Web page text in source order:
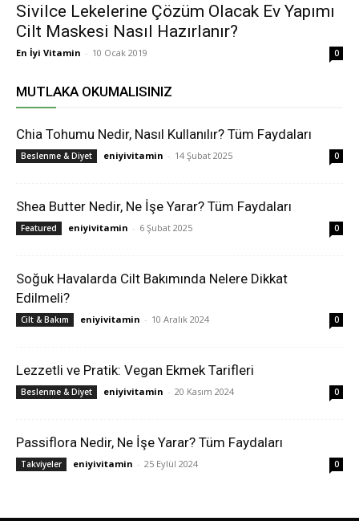
Sivilce Lekelerine Çözüm Olacak Ev Yapımı
Cilt Maskesi Nasıl Hazırlanır?
En İyi Vitamin - 10 Ocak 2019 0
MUTLAKA OKUMALISINIZ
Chia Tohumu Nedir, Nasıl Kullanılır? Tüm Faydaları
Beslenme & Diyet eniyivitamin - 14 Şubat 2025 0
Shea Butter Nedir, Ne İşe Yarar? Tüm Faydaları
Featured eniyivitamin - 6 Şubat 2025 0
Soğuk Havalarda Cilt Bakımında Nelere Dikkat
Edilmeli?
Cilt & Bakım eniyivitamin - 10 Aralık 2024 0
Lezzetli ve Pratik: Vegan Ekmek Tarifleri
Beslenme & Diyet eniyivitamin - 20 Kasım 2024 0
Passiflora Nedir, Ne İşe Yarar? Tüm Faydaları
Takviyeler eniyivitamin - 25 Eylül 2024 0